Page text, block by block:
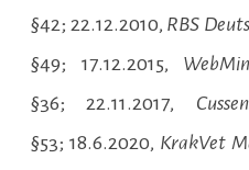
§42; 22.12.2010, RBS
§49; 17.12.2015,
§36; 22.11.2017,
§53; 18.6.2020, KrakVet